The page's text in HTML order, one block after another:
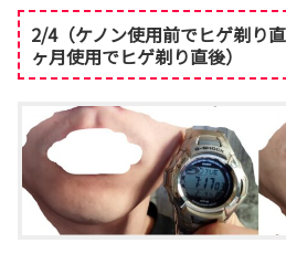
2/4（ケノン使用前でヒゲ剃り
ヶ月使用でヒゲ剃り直後）